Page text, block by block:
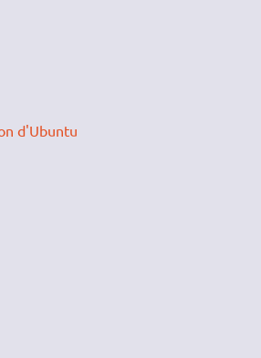
d'Ubuntu